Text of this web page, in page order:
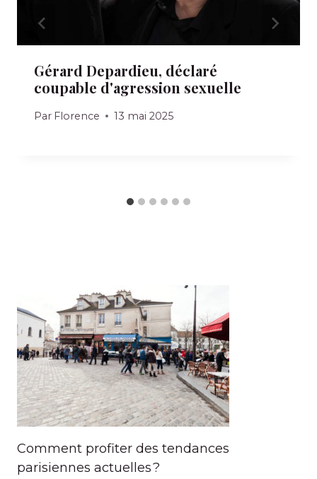
Gérard Depardieu, déclaré
coupable d'agression sexuelle
Par Florence 13 mai 2025
Comment profiter des tendances
parisiennes actuelles ?